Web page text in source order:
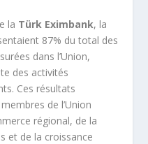
la Türk Eximbank, la
87% du total des
dans l’Union,
des activités
Ces résultats
de l’Union
régional, de la
et de la croissance